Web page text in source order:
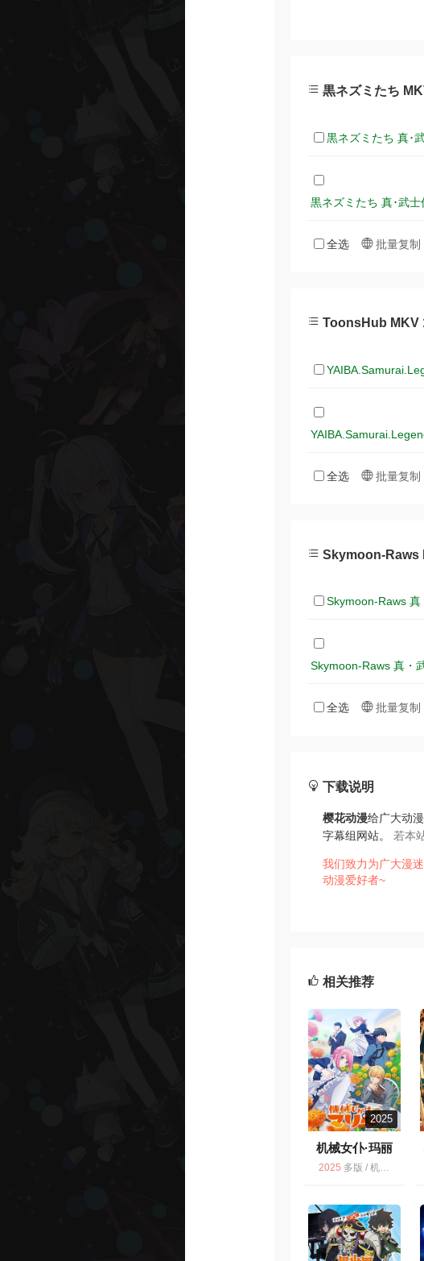
黒ネズミたち
黒ネズミたち 真･
黒ネズミたち 真･武
全选 批量复制
ToonsHub MKV
全选 批量复制
Skymoon-Raws
Skymoon-Raws 真
Skymoon-Raws 真・
全选 批量复制
下载说明
樱花动漫给广大动
字幕组网站。 若本
我们致力为广大漫
动漫爱好者~
相关推荐
2025
机械女仆·玛丽
6.2
2025 多版 / 机械女仆·玛丽 / 动画